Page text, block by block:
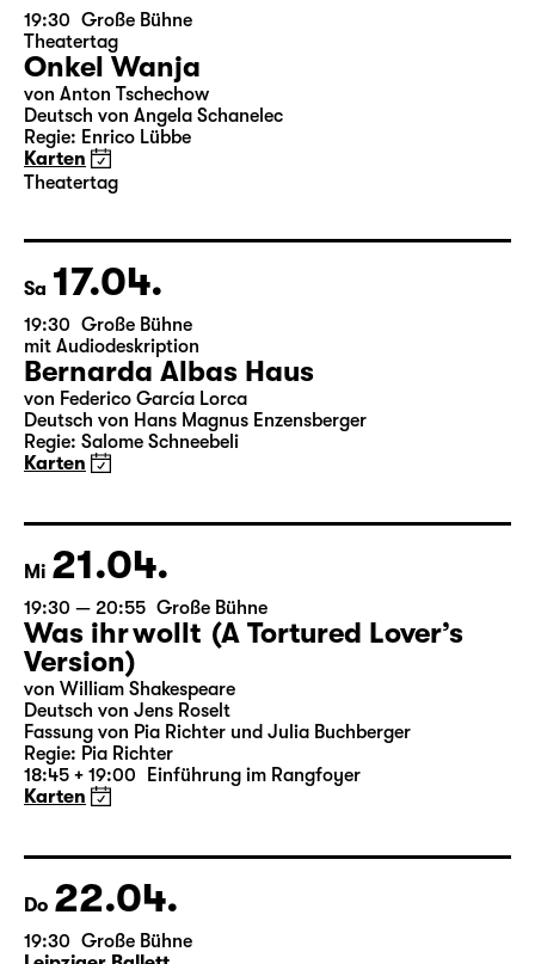
Do 15.04.
19:30 Große Bühne
Theatertag
Onkel Wanja
von Anton Tschechow
Karten
Theatertag
Sa 17.04.
19:30 Große Bühne
mit Audiodeskription
Bernarda Albas Haus
Regie: Salome Schneebeli
Karten
Mi 21.04.
19:30 — 20:55 Große Bühne
Was ihr wollt (A Tortured Lover’s
Version)
von William Shakespeare
Deutsch von Jens Roselt
18:45 + 19:00 Einführung im Rangfoyer
Karten